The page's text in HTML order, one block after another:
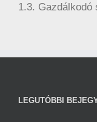
1.3. Gazdálkodó
LEGUTÓBBI